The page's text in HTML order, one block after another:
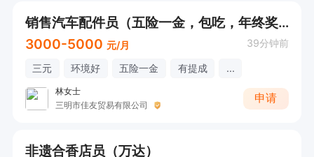
销售汽车配件员（五险一金，包吃，年终奖，接受无经验）
3000-5000 元/月 39分钟前
三元 环境好 五险一金 有提成 ...
林女士
三明市佳友贸易有限公司
申请
非遗合香店员（万达）